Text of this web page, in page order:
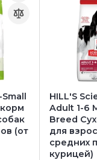
Small
(от
HILL'S
Adult 1-6
Breed
для
средних
курицей)